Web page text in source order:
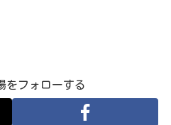
をフォローする